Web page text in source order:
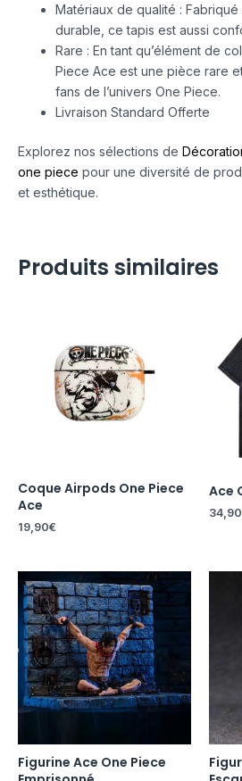
Matériaux de qualité :
durable, ce tapis est aussi
Rare : En tant qu’élément de
Piece Ace est une pièce rare
fans de l’univers One Piece.
Livraison Standard Offerte
Explorez nos sélections de
one piece pour une diversité de
et esthétique.
Produits similaires
Coque Airpods One Piece
Ace
19,90€
Ace
34,90
Figurine Ace One Piece